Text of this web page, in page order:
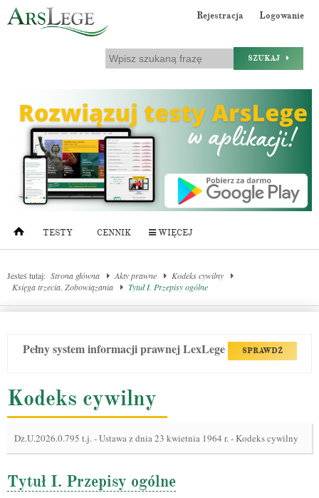
Rejestracja Logowanie
SZUKAJ
TESTY CENNIK WIĘCEJ
Jesteś tutaj: Strona główna Akty prawne
Kodeks cywilny
Księga trzecia. Zobowiązania
Tytuł I. Przepisy ogólne
Pełny system informacji prawnej LexLege SPRAWDŹ
Kodeks cywilny
Dz.U.2026.0.795 t.j.-Ustawa z dnia 23 kwietnia 1964 r. - Kodeks cywilny
Tytuł I. Przepisy ogólne